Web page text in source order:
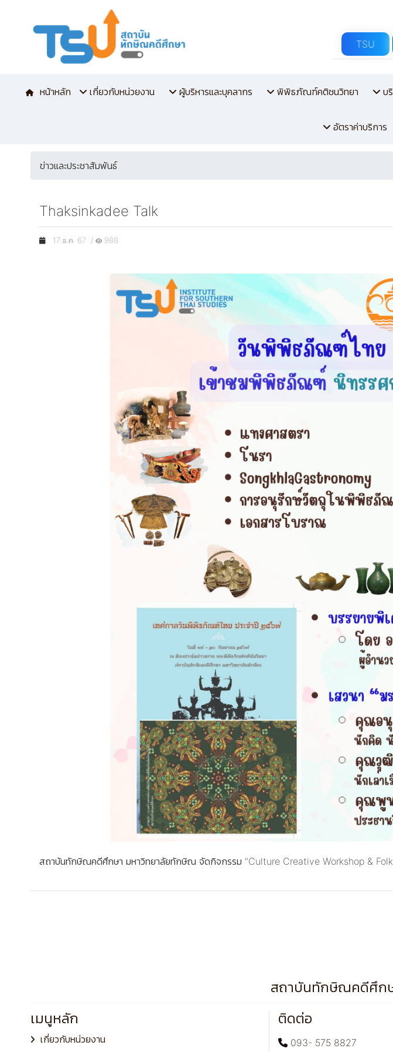
TSU
หน้าหลัก เกี่ยวกับหน่วยงาน ผู้บริหารและบุคลากร พิพิธภัณฑ์คติชนวิทยา บ
อัตราค่าบริการ
ข่าวและประชาสัมพันธ์
Thaksinkadee Talk
17 ธ.ค. 67 / 988
สถาบันทักษิณคดีศึกษา มหาวิทยาลัยทักษิณ จัดกิจกรรม "Culture Creative Workshop &
สถาบันทักษิณคดีศึก
เมนูหลัก
เกี่ยวกับหน่วยงาน
ติดต่อ
093- 575 8827